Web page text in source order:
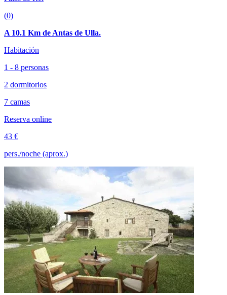
(0)
A 10.1 Km de Antas de Ulla.
Habitación
1 - 8 personas
2 dormitorios
7 camas
Reserva online
43 €
pers./noche (aprox.)